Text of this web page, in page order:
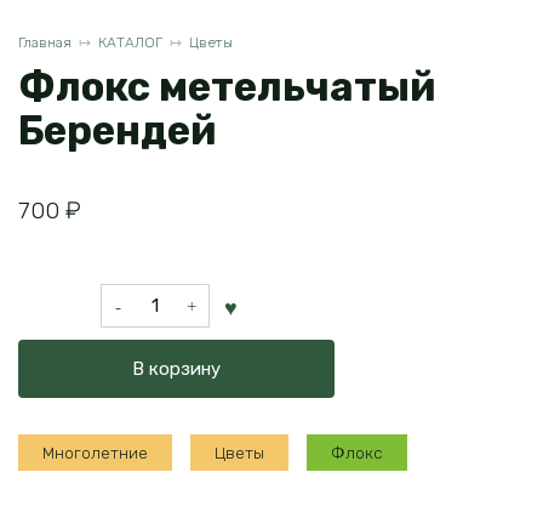
Главная КАТАЛОГ Цветы
Флокс метельчатый
Берендей
700 ₽
Количество
товара
метельчатый
Берендей
В корзину
Многолетние Цветы Флокс